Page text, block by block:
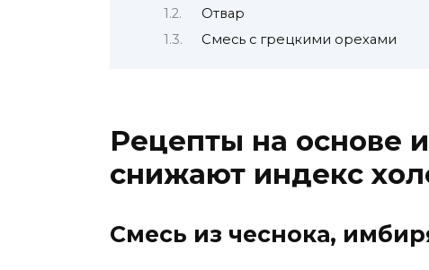
Отвар
Смесь с грецкими орехами
Рецепты на основе
снижают индекс
Смесь из чеснока,